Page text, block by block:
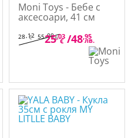
Moni Toys - Бебе с
аксесоари, 41 см
28,12
€ 55,00лв.
25,03
€ /48,95
лв.